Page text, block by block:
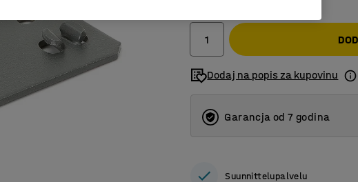
Dodaj na popis za kupovinu
Garancja od 7 godina
Suunnittelupalvelu